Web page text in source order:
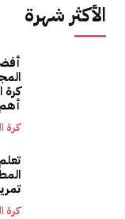
الأكثر شهرة
أهم
كرة
كرة